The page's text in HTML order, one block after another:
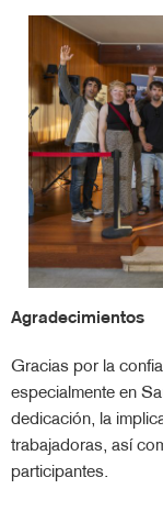
Agradecimientos
Gracias por la
especialmente en
dedicación, la
trabajadoras, así
participantes.